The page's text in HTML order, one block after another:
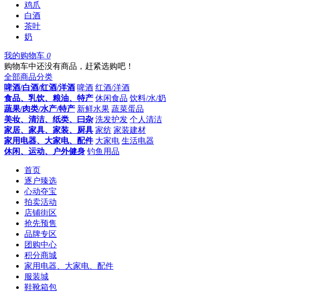
鸡爪
白酒
茶叶
奶
我的购物车 0
购物车中还没有商品，赶紧选购吧！
全部商品分类
啤酒/白酒/红酒/洋酒 啤酒 红酒/洋酒
食品、乳饮、粮油、特产 休闲食品 饮料/水/奶
蔬果/肉类/水产/特产 新鲜水果 蔬菜蛋品
美妆、清洁、纸类、曰杂 洗发护发 个人清洁
家居、家具、家装、厨具 家纺 家装建材
家用电器、大家电、配件 大家电 生活电器
休闲、运动、户外健身 钓鱼用品
首页
逐户臻选
心动夺宝
拍卖活动
店铺街区
抢先预售
品牌专区
团购中心
积分商城
家用电器、大家电、配件
服装城
鞋靴箱包